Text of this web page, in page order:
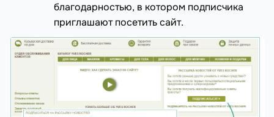
благодарностью, в котором подписчика
приглашают посетить сайт.